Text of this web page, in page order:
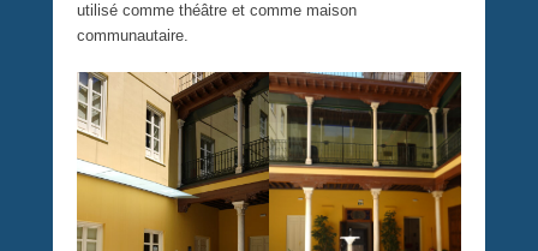
utilisé comme théâtre et comme maison
communautaire.